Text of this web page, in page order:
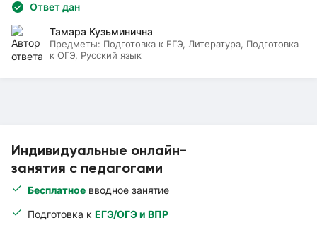
Индивидуальные онлайн-
занятия с педагогами
Бесплатное вводное занятие
Подготовка к ЕГЭ/ОГЭ и ВПР
Ответ дан
Тамара Кузьминична
Предметы: Подготовка к ЕГЭ, Литература, Подготовка
к ОГЭ, Русский язык